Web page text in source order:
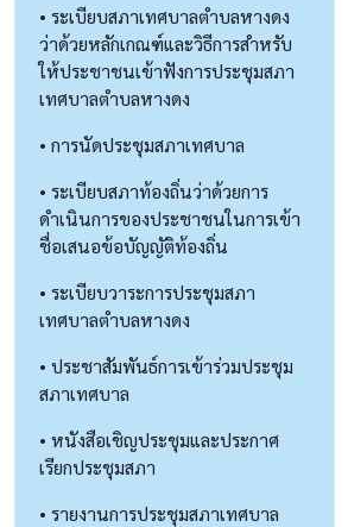
• ระเบียบสภาเทศบาลตำบลหางดง
ว่าด้วยหลักเกณฑ์และวิธีการสำหรับ
ให้ประชาชนเข้าฟังการประชุมสภา
เทศบาลตำบลหางดง
• การนัดประชุมสภาเทศบาล
• ระเบียบสภาท้องถิ่นว่าด้วยการ
ดำเนินการของประชาชนในการเข้า
ชื่อเสนอข้อบัญญัติท้องถิ่น
• ระเบียบวาระการประชุมสภา
เทศบาลตำบลหางดง
• ประชาสัมพันธ์การเข้าร่วมประชุม
สภาเทศบาล
• หนังสือเชิญประชุมและประกาศ
เรียกประชุมสภา
• รายงานการประชุมสภาเทศบาล